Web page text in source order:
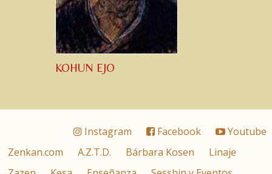
KOHUN EJO
Instagram Facebook
Youtube
Zenkan.com
A.Z.T.D. Bárbara Kosen
Linaje